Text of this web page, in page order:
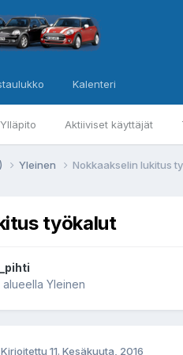
Ylläpito Aktiiviset käyttäjät
Kalenteri
Yleinen Nokkaakselin lukitus
työkalut
alueella Yleinen
Kirjoitettu 11. Kesäkuuta, 2016